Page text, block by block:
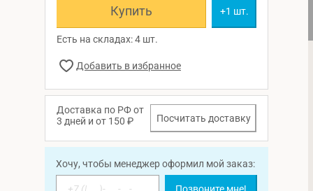
Купить +1 шт.
Есть на складах: 4 шт.
Доставка по РФ от
3 дней и от 150 ₽
Посчитать доставку
Хочу, чтобы менеджер оформил мой заказ:
Позвоните мне!